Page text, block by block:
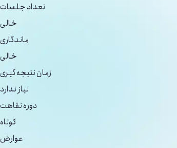
تعداد جلسات
خالی
ماندگاری
خالی
زمان نتیجه گیری
نیاز ندارد
دوره نقاهت
کوتاه
عوارض